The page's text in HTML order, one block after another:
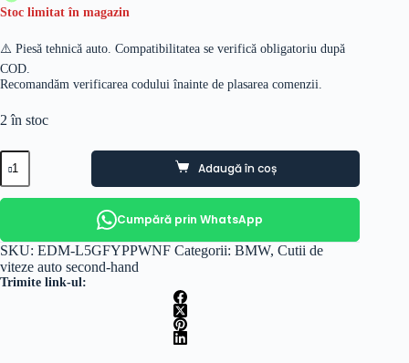
Stoc limitat în magazin
⚠️ Piesă tehnică auto. Compatibilitatea se verifică obligatoriu după
COD.
Recomandăm verificarea codului înainte de plasarea comenzii.
2 în stoc
Cantitate
Cutie
viteze
manuala
BMW
E92
2.0D
Adaugă în coș
Cumpără prin WhatsApp
SKU: EDM-L5GFYPPWNF Categorii: BMW, Cutii de
viteze auto second-hand
Trimite link-ul: